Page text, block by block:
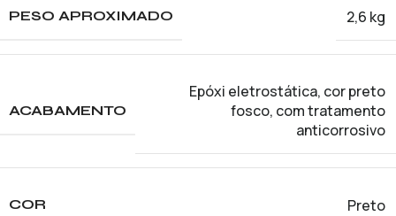
PESO APROXIMADO 2,6 kg
ACABAMENTO
Epóxi eletrostática, cor preto
fosco, com tratamento
anticorrosivo
COR Preto